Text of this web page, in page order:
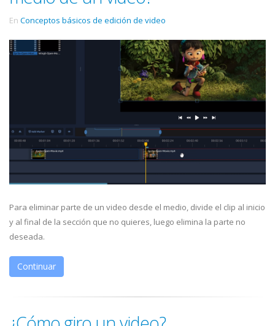
En Conceptos básicos de edición de video
Para eliminar parte de un video desde el medio, divide el clip al inicio
y al final de la sección que no quieres, luego elimina la parte no
deseada.
Continuar